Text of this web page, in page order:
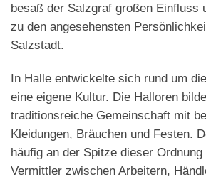
besaß der Salzgraf großen Einfluss
zu den angesehensten
Salzstadt.
In Halle entwickelte sich rund um
eine eigene Kultur. Die Halloren
traditionsreiche Gemeinschaft mit
Kleidungen, Bräuchen und Festen.
häufig an der Spitze dieser
Vermittler zwischen Arbeitern,